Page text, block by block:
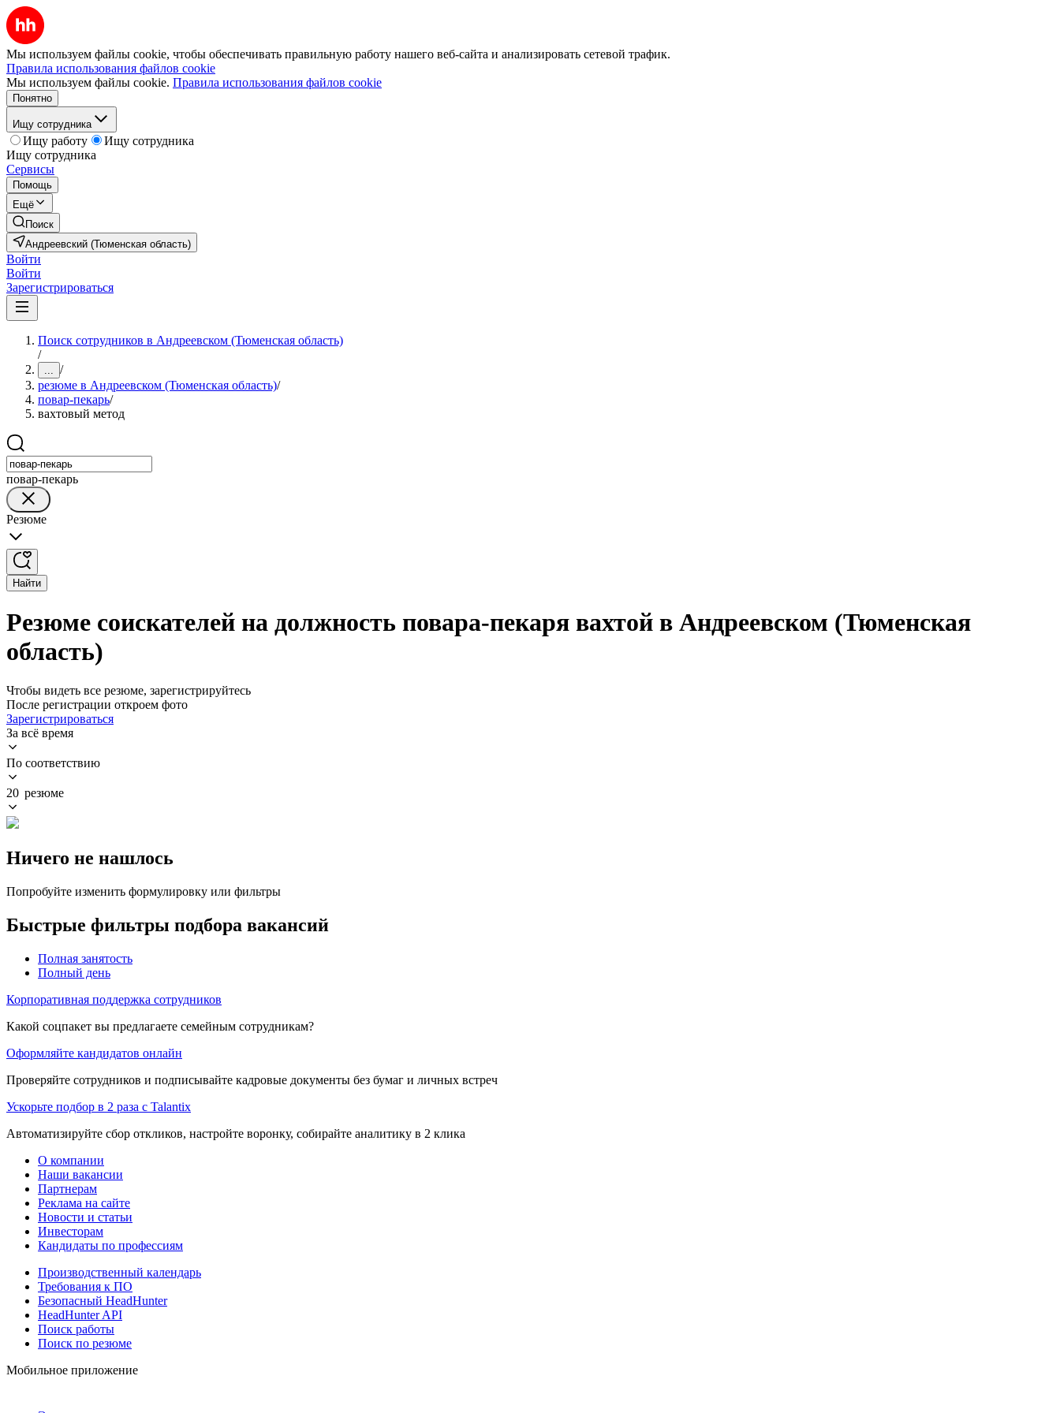
Мы используем файлы cookie, чтобы обеспечивать правильную работу нашего веб-сайта и анализировать сетевой трафик.
Правила использования файлов cookie
Мы используем файлы cookie. Правила использования файлов cookie
Понятно
Ищу сотрудника
Ищу работу
Ищу сотрудника
Ищу сотрудника
Сервисы
Помощь
Ещё
Поиск
Андреевский (Тюменская область)
Войти
Войти
Зарегистрироваться
Поиск сотрудников в Андреевском (Тюменская область)
/
... /
резюме в Андреевском (Тюменская область)/
повар-пекарь/
вахтовый метод
повар-пекарь
Резюме
Найти
Резюме соискателей на должность повара-пекаря вахтой в Андреевском (Тюменская
область)
Чтобы видеть все резюме, зарегистрируйтесь
После регистрации откроем фото
Зарегистрироваться
За всё время
По соответствию
20 резюме
Ничего не нашлось
Попробуйте изменить формулировку или фильтры
Быстрые фильтры подбора вакансий
Полная занятость
Полный день
Корпоративная поддержка сотрудников
Какой соцпакет вы предлагаете семейным сотрудникам?
Оформляйте кандидатов онлайн
Проверяйте сотрудников и подписывайте кадровые документы без бумаг и личных встреч
Ускорьте подбор в 2 раза с Talantix
Автоматизируйте сбор откликов, настройте воронку, собирайте аналитику в 2 клика
О компании
Наши вакансии
Партнерам
Реклама на сайте
Новости и статьи
Инвесторам
Кандидаты по профессиям
Производственный календарь
Требования к ПО
Безопасный HeadHunter
HeadHunter API
Поиск работы
Поиск по резюме
Мобильное приложение